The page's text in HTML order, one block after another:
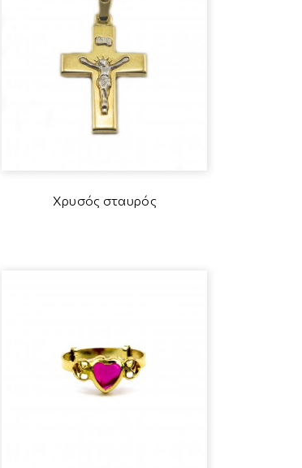
Χρυσός σταυρός